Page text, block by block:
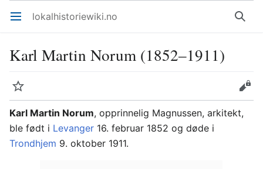
Åpne hovedmenyen lokalhistoriewiki.no Søk
Karl Martin Norum (1852–1911)
Overvåk
Rediger
Karl Martin Norum, opprinnelig Magnussen, arkitekt,
ble født i Levanger 16. februar 1852 og døde i
Trondhjem 9. oktober 1911.